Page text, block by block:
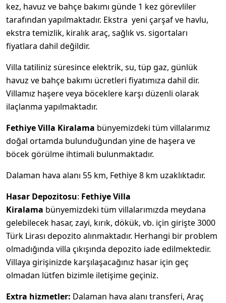
kez, havuz ve bahçe bakımı günde 1 kez görevliler
tarafından yapılmaktadır. Ekstra yeni çarşaf ve havlu,
ekstra temizlik, kiralık araç, sağlık vs. sigortaları
fiyatlara dahil değildir.
Villa tatiliniz süresince elektrik, su, tüp gaz, günlük
havuz ve bahçe bakımı ücretleri fiyatımıza dahil dir.
Villamız haşere veya böceklere karşı düzenli olarak
ilaçlanma yapılmaktadır.
Fethiye Villa Kiralama bünyemizdeki tüm villalarımız
doğal ortamda bulunduğundan yine de haşera ve
böcek görülme ihtimali bulunmaktadır.
Dalaman hava alanı 55 km, Fethiye 8 km uzaklıktadır.
Hasar Depozitosu: Fethiye Villa
Kiralama bünyemizdeki tüm villalarımızda meydana
gelebilecek hasar, zayi, kırık, dökük, vb. için girişte 3000
Türk Lirası depozito alınmaktadır. Herhangi bir problem
olmadığında villa çıkışında depozito iade edilmektedir.
Villaya girişinizde karşılaşacağınız hasar için geç
olmadan lütfen bizimle iletişime geçiniz.
Extra hizmetler: Dalaman hava alanı transferi, Araç